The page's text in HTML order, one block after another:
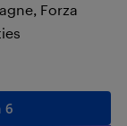
Forza
6